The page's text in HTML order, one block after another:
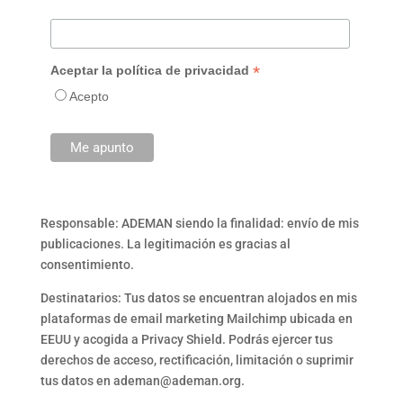
Aceptar la política de privacidad *
Acepto
Responsable: ADEMAN siendo la finalidad: envío de mis
publicaciones. La legitimación es gracias al
consentimiento.
Destinatarios: Tus datos se encuentran alojados en mis
plataformas de email marketing Mailchimp ubicada en
EEUU y acogida a Privacy Shield. Podrás ejercer tus
derechos de acceso, rectificación, limitación o suprimir
tus datos en ademan@ademan.org.